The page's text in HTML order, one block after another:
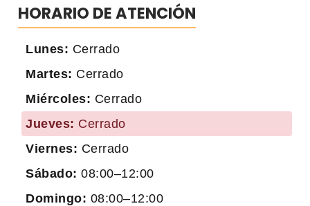
HORARIO DE ATENCIÓN
Lunes: Cerrado
Martes: Cerrado
Miércoles: Cerrado
Jueves: Cerrado
Viernes: Cerrado
Sábado: 08:00–12:00
Domingo: 08:00–12:00